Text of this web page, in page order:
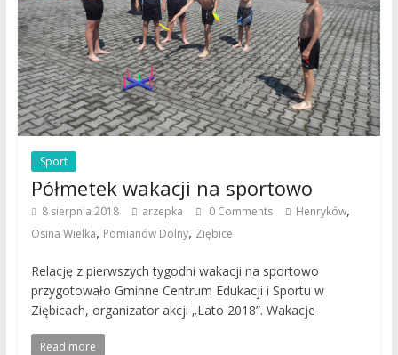
Sport
Półmetek wakacji na sportowo
8 sierpnia 2018 arzepka 0 Comments Henryków,
Osina Wielka, Pomianów Dolny, Ziębice
Relację z pierwszych tygodni wakacji na sportowo
przygotowało Gminne Centrum Edukacji i Sportu w
Ziębicach, organizator akcji „Lato 2018”. Wakacje
Read more